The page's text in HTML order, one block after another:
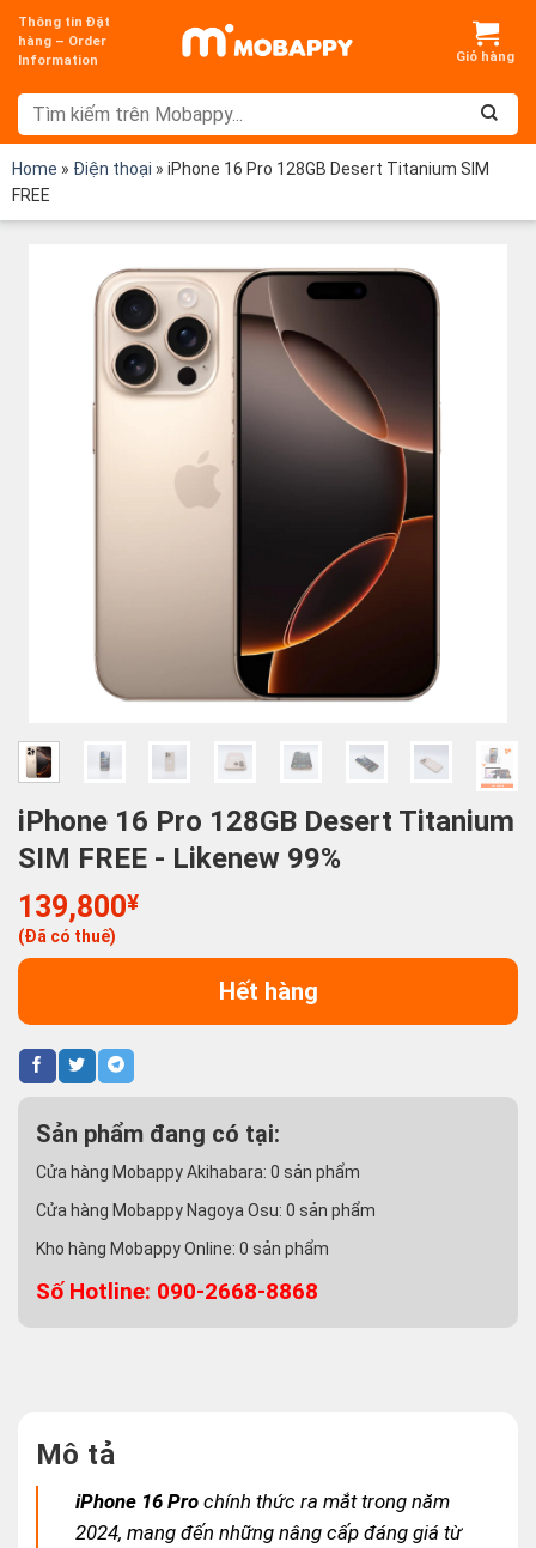
Chuyển
đến
dung
Thông tin Đặt
hàng – Order
Information
Home » Điện thoại » iPhone 16 Pro 128GB Desert Titanium SIM
FREE
iPhone 16 Pro 128GB Desert Titanium
SIM FREE - Likenew 99%
139,800¥
(Đã có thuế)
Hết hàng
Sản phẩm đang có tại:
Cửa hàng Mobappy Akihabara: 0 sản phẩm
Cửa hàng Mobappy Nagoya Osu: 0 sản phẩm
Kho hàng Mobappy Online: 0 sản phẩm
Số Hotline: 090-2668-8868
Mô tả
iPhone 16 Pro chính thức ra mắt trong năm
2024, mang đến những nâng cấp đáng giá từ